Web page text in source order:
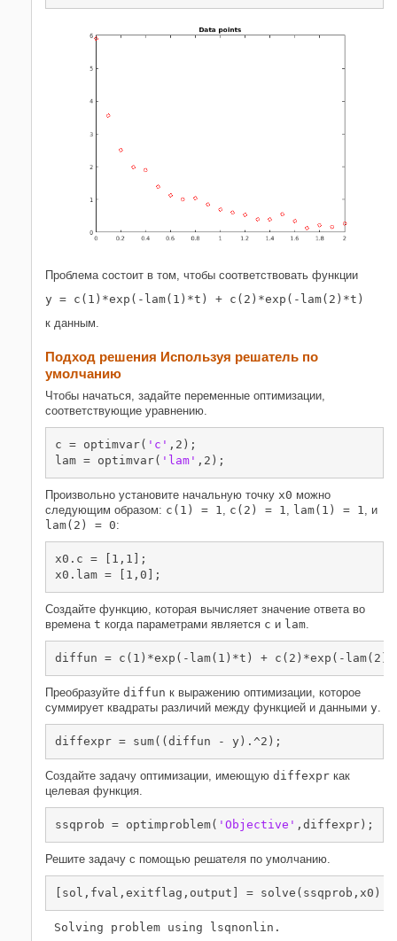
Проблема состоит в том, чтобы соответствовать функции
y = c(1)*exp(-lam(1)*t) + c(2)*exp(-lam(2)*t)
к данным.
Подход решения Используя решатель по
умолчанию
Чтобы начаться, задайте переменные оптимизации,
соответствующие уравнению.
c = optimvar( 'c' ,2);
lam = optimvar( 'lam' ,2);
Произвольно установите начальную точку x0 можно
следующим образом: c(1) = 1 c(2) = 1 lam(1) = 1
, и
lam(2) = 0:
x0.c = [1,1];
x0.lam = [1,0];
Создайте функцию, которая вычисляет значение ответа во
времена t когда параметрами является c и lam
diffun = c(1)*exp(-lam(1)*t) + c(2)*exp(-
Преобразуйте diffun к выражению оптимизации, которое
суммирует квадраты различий между функцией и данными y
diffexpr = sum((diffun - y).^2);
Создайте задачу оптимизации, имеющую diffexpr как
целевая функция.
ssqprob = optimproblem( 'Objective' ,diffexpr);
Решите задачу с помощью решателя по умолчанию.
[sol,fval,exitflag,output] = solve(ssqprob,x0)
Solving problem using lsqnonlin.